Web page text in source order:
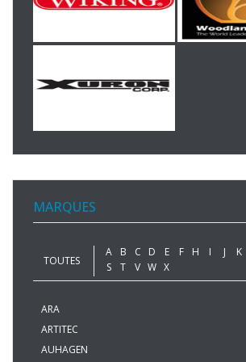
MARQUES
TOUTES
A B C D E F H I J K
S
T V W X
ARA
ARTITEC
AUHAGEN